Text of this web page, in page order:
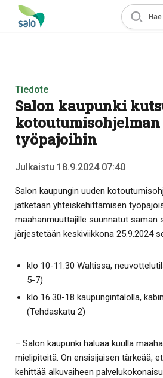
Tiedote
Salon kaupunki
kotoutumisohjelman
työpajoihin
Julkaistu 18.9.2024 07:40
Salon kaupungin uuden
jatketaan yhteiskehittämisen
maahanmuuttajille suunnatut saman
järjestetään keskiviikkona 25.9.2024
klo 10-11.30 Waltissa,
5-7)
klo 16.30-18 kaupungintalolla,
(Tehdaskatu 2)
– Salon kaupunki haluaa kuulla
mielipiteitä. On ensisijaisen tärkeää,
kehittää alkuvaiheen